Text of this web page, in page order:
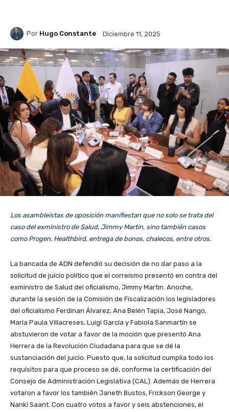
Por Hugo Constante Diciembre 11, 2025
Los asambleístas de oposición manifiestan que no solo se trata del
caso del exministro de Salud, Jimmy Martin, sino también casos
como Progen, Healthbird, entrega de bonos, chalecos, entre otros.
La bancada de ADN defendió su decisión de no dar paso a la
solicitud de juicio político que el correísmo presentó en contra del
exministro de Salud del oficialismo, Jimmy Martin. Anoche,
durante la sesión de la Comisión de Fiscalización los legisladores
del oficialismo Ferdinan Álvarez, Ana Belén Tapia, José Nango,
María Paula Villacreses, Luigi García y Fabiola Sanmartín se
abstuvieron de votar a favor de la moción que presentó Ana
Herrera de la Revolución Ciudadana para que se dé la
sustanciación del juicio. Puesto que, la solicitud cumplía todo los
requisitos para que proceso se dé, conforme la certificación del
Consejo de Administración Legislativa (CAL). Además de Herrera
votaron a favor los también Janeth Bustos, Frickson George y
Nanki Saant. Con cuatro votos a favor y seis abstenciones, el